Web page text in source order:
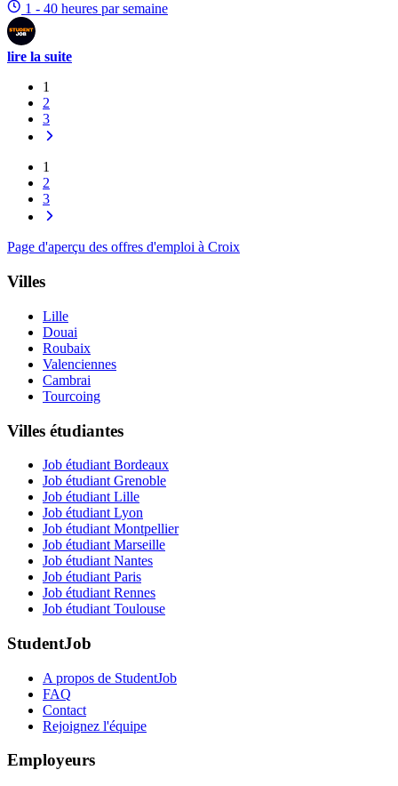
1 - 40 heures par semaine
lire la suite
1
2
3
1
2
3
Page d'aperçu des offres d'emploi à Croix
Villes
Lille
Douai
Roubaix
Valenciennes
Cambrai
Tourcoing
Villes étudiantes
Job étudiant Bordeaux
Job étudiant Grenoble
Job étudiant Lille
Job étudiant Lyon
Job étudiant Montpellier
Job étudiant Marseille
Job étudiant Nantes
Job étudiant Paris
Job étudiant Rennes
Job étudiant Toulouse
StudentJob
A propos de StudentJob
FAQ
Contact
Rejoignez l'équipe
Employeurs